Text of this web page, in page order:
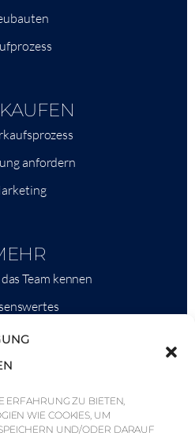
ERFAHRUNG ZU BIETEN,
WIE COOKIES, UM
UND/ODER DARAUF
anfordern
Team kennen
Savills
Veranstaltungen